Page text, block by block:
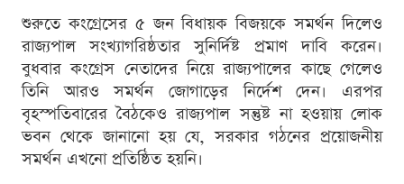
শুরুতে কংগ্রেসের ৫ জন বিধায়ক বিজয়কে সমর্থন দিলেও
রাজ্যপাল সংখ্যাগরিষ্ঠতার সুনির্দিষ্ট প্রমাণ দাবি করেন।
বুধবার কংগ্রেস নেতাদের নিয়ে রাজ্যপালের কাছে গেলেও
তিনি আরও সমর্থন জোগাড়ের নির্দেশ দেন। এরপর
বৃহস্পতিবারের বৈঠকেও রাজ্যপাল সন্তুষ্ট না হওয়ায় লোক
ভবন থেকে জানানো হয় যে, সরকার গঠনের প্রয়োজনীয়
সমর্থন এখনো প্রতিষ্ঠিত হয়নি।